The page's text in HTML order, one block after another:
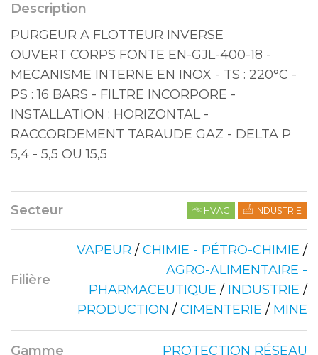
Description
PURGEUR A FLOTTEUR INVERSE
OUVERT CORPS FONTE EN-GJL-400-18 -
MECANISME INTERNE EN INOX - TS : 220°C -
PS : 16 BARS - FILTRE INCORPORE -
INSTALLATION : HORIZONTAL -
RACCORDEMENT TARAUDE GAZ - DELTA P
5,4 - 5,5 OU 15,5
Secteur HVAC INDUSTRIE
Filière
VAPEUR / CHIMIE - PÉTRO-CHIMIE /
AGRO-ALIMENTAIRE -
PHARMACEUTIQUE / INDUSTRIE /
PRODUCTION / CIMENTERIE / MINE
Gamme PROTECTION RÉSEAU